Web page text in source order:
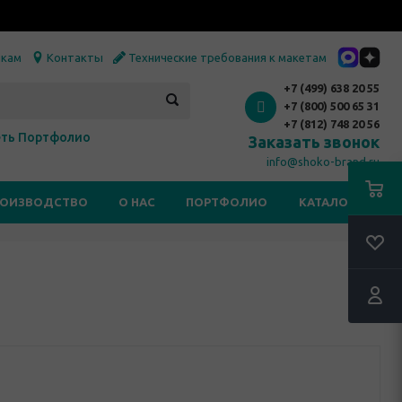
Контакты Технические требования к макетам
Портфолио
+7 (499) 638 20 55
+7 (800) 500 65 31
+7 (812) 748 20 56
Заказать звонок
info@shoko-brand.ru
О НАС ПОРТФОЛИО КАТАЛОГИ